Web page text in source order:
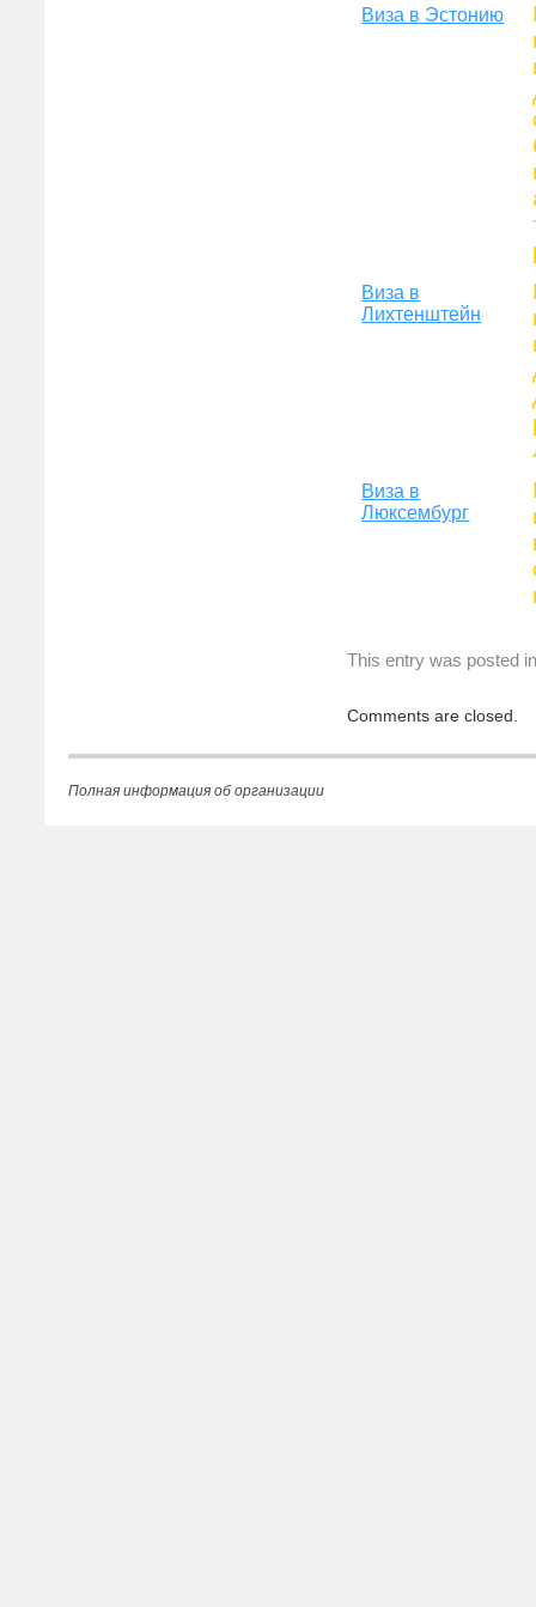
Виза в Эстонию
Виза в
Лихтенштейн
Виза в
Люксембург
This entry was posted
Comments are closed.
Полная информация об организации